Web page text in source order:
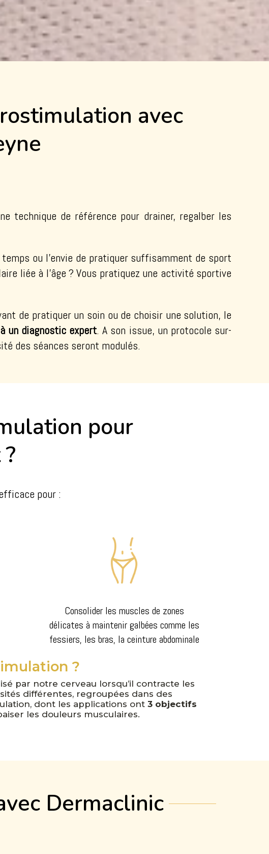
avec
technique de référence pour drainer, regalber les
ou l’envie de pratiquer suffisamment de sport
liée à l’âge ? Vous pratiquez une activité sportive
de pratiquer un soin ou de choisir une solution, le
un diagnostic expert. A son issue, un protocole sur-
des séances seront modulés.
pour
pour :
Consolider les muscles de zones
délicates à maintenir galbées comme les
fessiers, les bras, la ceinture abdominale
?
par notre cerveau lorsqu’il contracte les
différentes, regroupées dans des
dont les applications ont 3 objectifs
les douleurs musculaires.
Dermaclinic